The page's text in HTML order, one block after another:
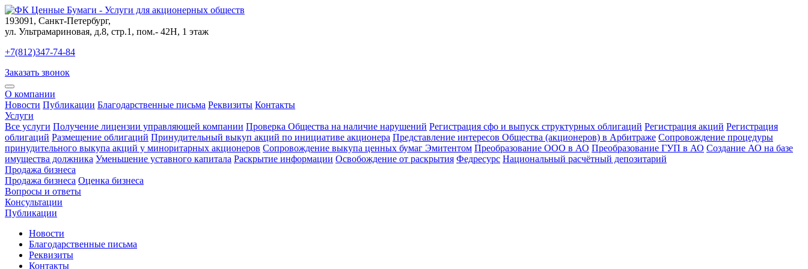
193091 , Санкт-Петербург,
ул. Ультрамариновая, д.8, стр.1, пом.- 42Н, 1 этаж
+7(812)347-74-84
Заказать звонок
О компании
Новости Публикации Благодарственные письма Реквизиты Контакты
Услуги
Все услуги Получение лицензии управляющей компании Проверка Общества на наличие нарушений Регистрация сфо и выпуск структурных облигаций Регистрация акций Регистрация
облигаций Размещение облигаций Принудительный выкуп акций по инициативе акционера Представление интересов Общества (акционеров) в Арбитраже Сопровождение процедуры
принудительного выкупа акций у миноритарных акционеров Сопровождение выкупа ценных бумаг Эмитентом Преобразование ООО в АО Преобразование ГУП в АО Создание АО на базе
имущества должника Уменьшение уставного капитала Раскрытие информации Освобождение от раскрытия Федресурс Национальный расчётный депозитарий
Продажа бизнеса
Продажа бизнеса Оценка бизнеса
Вопросы и ответы
Консультации
Публикации
Новости
Благодарственные письма
Реквизиты
Контакты